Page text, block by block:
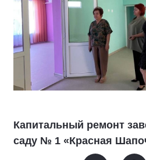
Капитальный ремонт
саду № 1 «Красная